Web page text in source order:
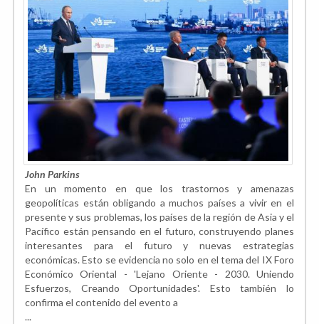
John Parkins
En un momento en que los trastornos y amenazas
geopolíticas están obligando a muchos países a vivir en el
presente y sus problemas, los países de la región de Asia y el
Pacífico están pensando en el futuro, construyendo planes
interesantes para el futuro y nuevas estrategias
económicas. Esto se evidencia no solo en el tema del IX Foro
Económico Oriental - 'Lejano Oriente - 2030. Uniendo
Esfuerzos, Creando Oportunidades'. Esto también lo
confirma el contenido del evento a
...